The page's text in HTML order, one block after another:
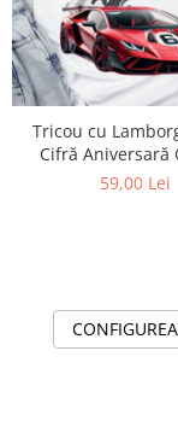
Tricou cu
Cifră Aniversară
Lamborghini Fan|
59,00 Lei